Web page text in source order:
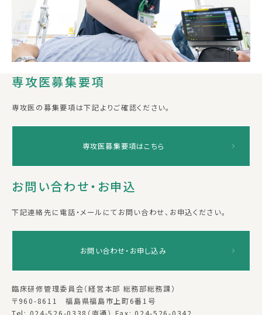
専攻医募集要項
専攻医の募集要項は下記よりご確認ください。
専攻医募集要項はこちら
お問い合わせ・お申込
下記連絡先に電話・メールにてお問い合わせ、お申込ください。
お問い合わせ・お申し込み
臨床研修管理委員会（経営本部 総務部総務課）
〒960-8611 福島県福島市上町6番1号